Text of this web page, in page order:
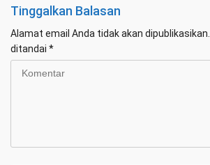
Tinggalkan Balasan
Alamat email Anda tidak akan dipublikasikan.
ditandai *